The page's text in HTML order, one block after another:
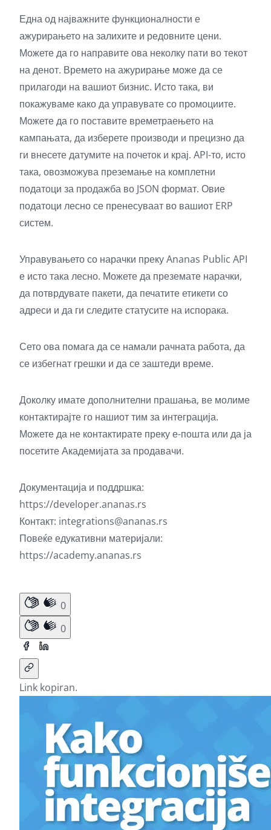
Една од најважните функционалности е
ажурирањето на залихите и редовните цени.
Можете да го направите ова неколку пати во текот
на денот. Времето на ажурирање може да се
прилагоди на вашиот бизнис. Исто така, ви
покажуваме како да управувате со промоциите.
Можете да го поставите времетраењето на
кампањата, да изберете производи и прецизно да
ги внесете датумите на почеток и крај. API-то, исто
така, овозможува преземање на комплетни
податоци за продажба во JSON формат. Овие
податоци лесно се пренесуваат во вашиот ERP
систем.
Управувањето со нарачки преку Ananas Public API
е исто така лесно. Можете да преземате нарачки,
да потврдувате пакети, да печатите етикети со
адреси и да ги следите статусите на испорака.
Сето ова помага да се намали рачната работа, да
се избегнат грешки и да се заштеди време.
Доколку имате дополнителни прашања, ве молиме
контактирајте го нашиот тим за интеграција.
Можете да не контактирате преку е-пошта или да ја
посетите Академијата за продавачи.
Документација и поддршка:
https://developer.ananas.rs
Контакт: integrations@ananas.rs
Повеќе едукативни материјали:
https://academy.ananas.rs
0
0
Link kopiran.